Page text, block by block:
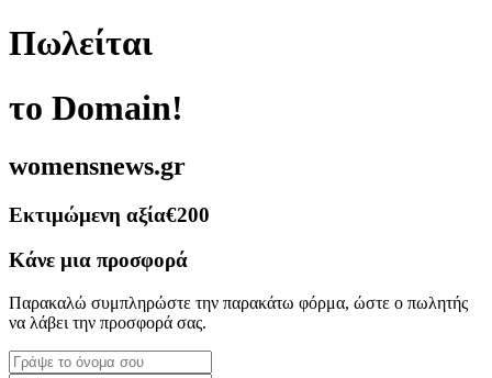
Πωλείται
το Domain!
womensnews.gr
Εκτιμώμενη αξία€200
Κάνε μια προσφορά
Παρακαλώ συμπληρώστε την παρακάτω φόρμα, ώστε ο πωλητής
να λάβει την προσφορά σας.